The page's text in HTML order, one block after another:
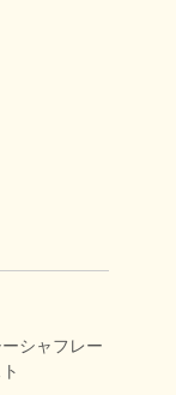
シャフレー